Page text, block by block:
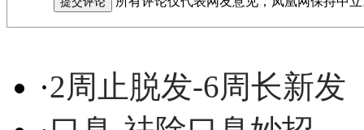
·2周止脱发-6周长新发